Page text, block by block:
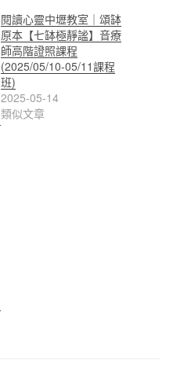
閱讀心靈中壢教室｜頌缽
原本【七缽極靜謐】音療
師高階證照課程
(2025/05/10-05/11課程
班)
2025-05-14
類似文章